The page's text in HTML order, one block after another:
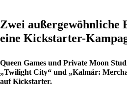
Zwei außergewöhnliche
eine Kickstarter-
Queen Games und Private Moon
„Twilight City“ und „Kalmár:
auf Kickstarter.